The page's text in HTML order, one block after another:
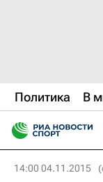
Политика В
14:00 04.11.2015